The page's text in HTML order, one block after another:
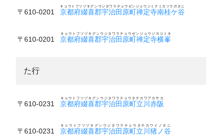
〒610-0201 京都府綴喜郡宇治田原町禅定寺南桂ケ谷
キョウトフツヅキグンウジタワラチョウゼンジョウジミナミカツラガタニ
〒610-0201 京都府綴喜郡宇治田原町禅定寺横峯
キョウトフツヅキグンウジタワラチョウゼンジョウジヨコミネ
た行
〒610-0231 京都府綴喜郡宇治田原町立川赤阪
キョウトフツヅキグンウジタワラチョウタチカワアカサカ
〒610-0231 京都府綴喜郡宇治田原町立川猪ノ谷
キョウトフツヅキグンウジタワラチョウタチカワイノタニ